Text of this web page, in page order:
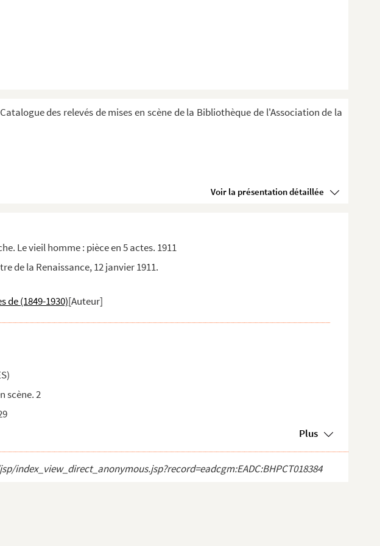
des relevés de mises en scène de la Bibliothèque de l'Association de la
Voir la présentation détaillée
Le vieil homme : pièce en 5 actes. 1911
de la Renaissance, 12 janvier 1911.
de (1849-1930)[Auteur]
scène. 2
Plus
index_view_direct_anonymous.jsp?record=eadcgm:EADC:BHPCT018384